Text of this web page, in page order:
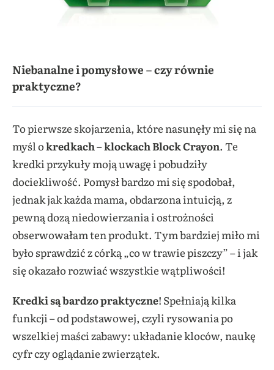
Niebanalne i pomysłowe–czy równie
praktyczne?
To pierwsze skojarzenia, które nasunęły mi się na
myśl okredkach – klockachBlock Crayon. Te
kredki przykuły moją uwagę i pobudziły
dociekliwość. Pomysł bardzo mi się spodobał,
jednak jak każda mama, obdarzona intuicją, z
pewną dozą niedowierzania i ostrożności
obserwowałam ten produkt. Tym bardziej miło mi
było sprawdzić z córką „co w trawie piszczy” – i jak
się okazało rozwiać wszystkie wątpliwości!
Kredki są bardzo praktyczne! Spełniają kilka
funkcji – od podstawowej, czyli rysowania po
wszelkiej maści zabawy: układanie kloców, naukę
cyfr czy oglądanie zwierzątek.